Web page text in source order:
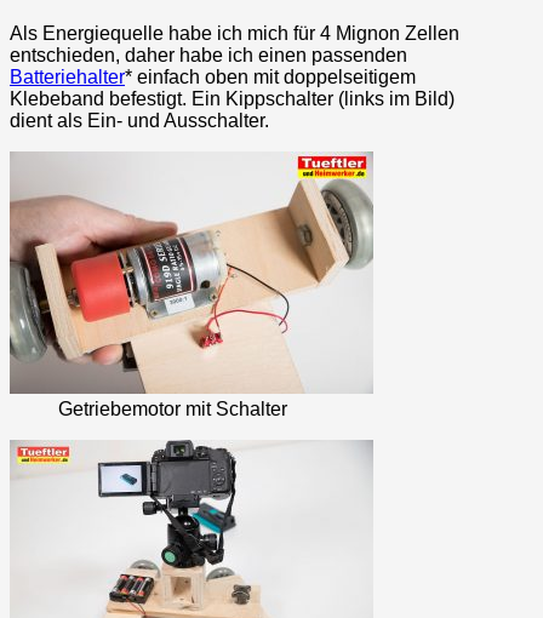
Als Energiequelle habe ich mich für 4 Mignon Zellen
entschieden, daher habe ich einen passenden
Batteriehalter* einfach oben mit doppelseitigem
Klebeband befestigt. Ein Kippschalter (links im Bild)
dient als Ein- und Ausschalter.
Getriebemotor mit Schalter